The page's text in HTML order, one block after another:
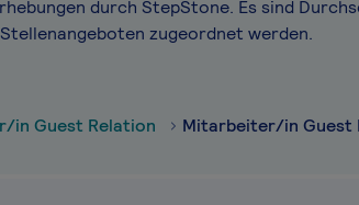
durch StepStone. Es sind
zugeordnet werden.
in Guest Relation Mitarbeiter/in Guest